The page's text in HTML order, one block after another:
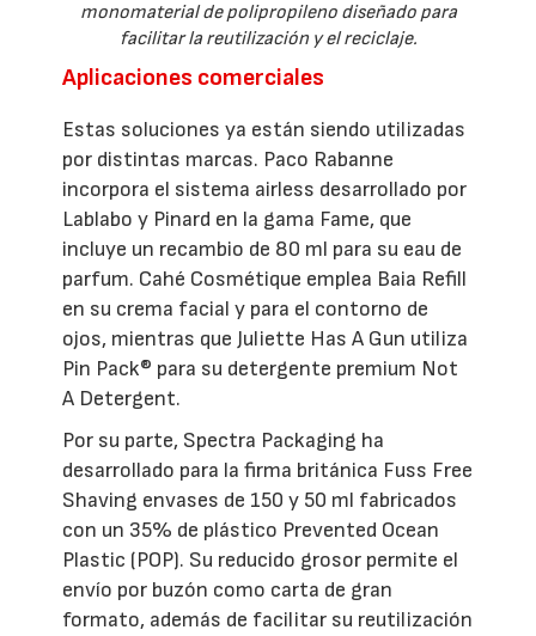
monomaterial de polipropileno diseñado para
facilitar la reutilización y el reciclaje.
Aplicaciones comerciales
Estas soluciones ya están siendo utilizadas
por distintas marcas. Paco Rabanne
incorpora el sistema airless desarrollado por
Lablabo y Pinard en la gama Fame, que
incluye un recambio de 80 ml para su eau de
parfum. Cahé Cosmétique emplea Baia Refill
en su crema facial y para el contorno de
ojos, mientras que Juliette Has A Gun utiliza
Pin Pack® para su detergente premium Not
A Detergent.
Por su parte, Spectra Packaging ha
desarrollado para la firma británica Fuss Free
Shaving envases de 150 y 50 ml fabricados
con un 35% de plástico Prevented Ocean
Plastic (POP). Su reducido grosor permite el
envío por buzón como carta de gran
formato, además de facilitar su reutilización